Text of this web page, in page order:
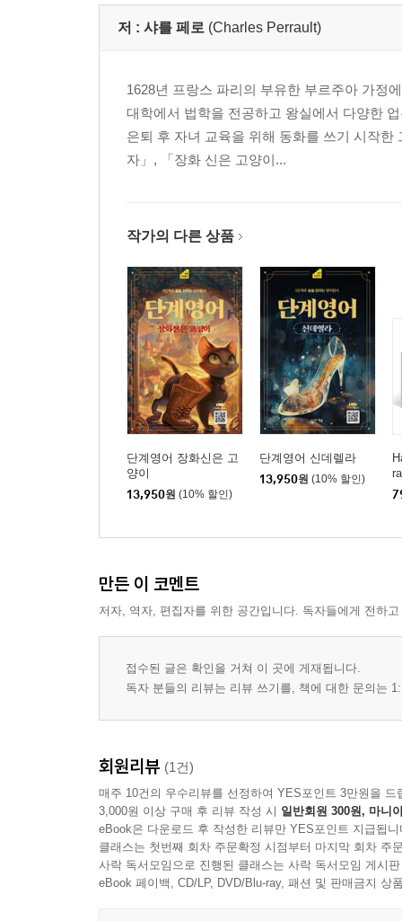
저 : 샤를 페로 (Charles Perrault)
1628년 프랑스 파리의 부유한 부르주아 가정
대학에서 법학을 전공하고 왕실에서 다양한
은퇴 후 자녀 교육을 위해 동화를 쓰기 시작
자」, 「장화 신은 고양이...
작가의 다른 상품
단계영어 장화신은 고
양이
13,950원 (10% 할인)
단계영어 신데렐라
13,950원 (10% 할인)
만든 이 코멘트
저자, 역자, 편집자를 위한 공간입니다. 독자들에게 전하
접수된 글은 확인을 거쳐 이 곳에 게재됩니다.
독자 분들의 리뷰는 리뷰 쓰기를, 책에 대한 문의는
회원리뷰 (1건)
매주 10건의 우수리뷰를 선정하여 YES포인트 3만원을 드
3,000원 이상 구매 후 리뷰 작성 시 일반회원 300원, 마니
eBook은 다운로드 후 작성한 리뷰만 YES포인트 지급됩니
클래스는 첫번째 회차 주문확정 시점부터 마지막 회차 주
사락 독서모임으로 진행된 클래스는 사락 독서모임 게시
eBook 페이백, CD/LP, DVD/Blu-ray, 패션 및 판매금지 상